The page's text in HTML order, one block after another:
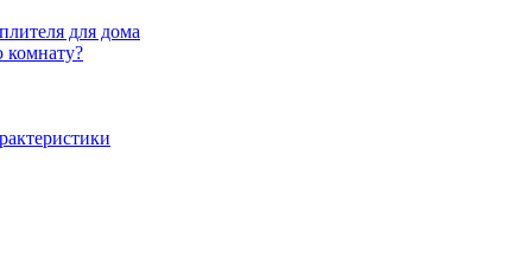
для дома
комнату?